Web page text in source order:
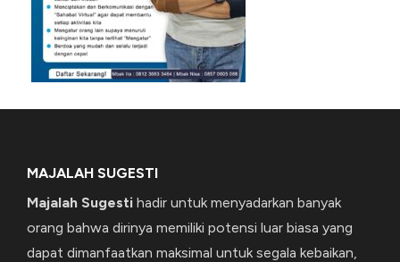
MAJALAH SUGESTI
Majalah Sugesti hadir untuk menyadarkan banyak
orang bahwa dirinya memiliki potensi luar biasa yang
dapat dimanfaatkan maksimal untuk segala kebaikan,